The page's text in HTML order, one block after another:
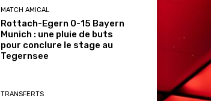
MATCH AMICAL
Rottach-Egern 0-15 Bayern
Munich : une pluie de buts
pour conclure le stage au
Tegernsee
TRANSFERTS